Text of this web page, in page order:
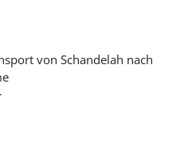
Françaisvon Schandelah nach